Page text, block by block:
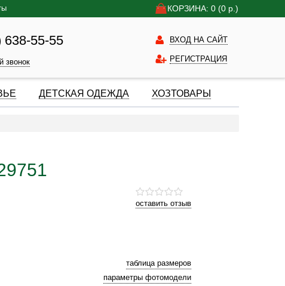
КОРЗИНА: 0 (0 р.)
638-55-55
звонок
ВХОД НА САЙТ
РЕГИСТРАЦИЯ
ДЕТСКАЯ ОДЕЖДА ХОЗТОВАРЫ
оставить отзыв
таблица размеров
параметры фотомодели